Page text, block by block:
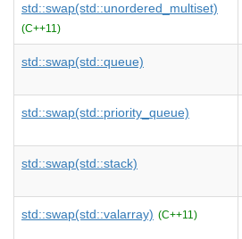
std::swap(std::unordered_multiset)
(C++11)
std::swap(std::queue)
std::swap(std::priority_queue)
std::swap(std::stack)
std::swap(std::valarray) (C++11)